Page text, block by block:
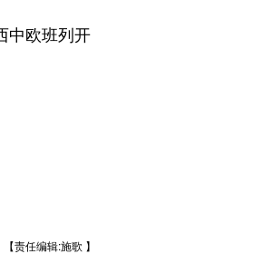
中欧班列开
【责任编辑:施歌 】